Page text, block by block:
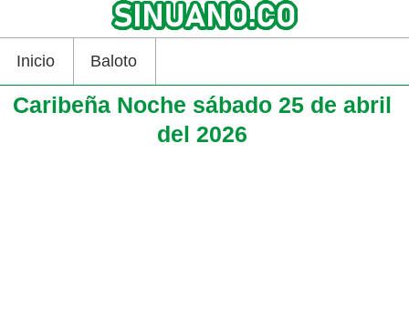
Inicio Baloto
Caribeña Noche sábado 25 de abril
del 2026